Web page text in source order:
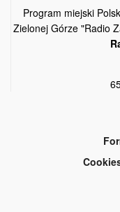
Program miejski
Zielonej Górze "Radio